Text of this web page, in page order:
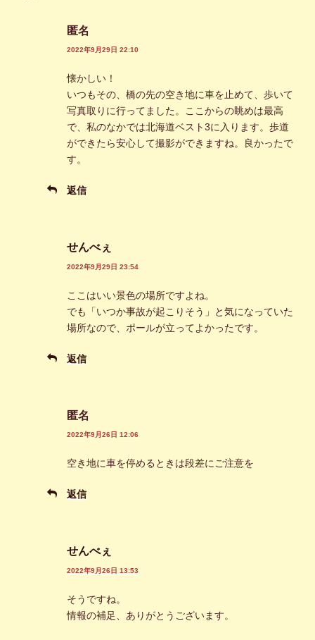
匿名
2022年9月29日 22:10
懐かしい！
いつもその、橋の先の空き地に車を止めて、歩いて
写真取りに行ってました。ここからの眺めは最高
で、私のなかでは北海道ベスト3に入ります。歩道
ができたら安心して撮影ができますね。良かったで
す。
返信
せんべぇ
2022年9月29日 23:54
ここはいい景色の場所ですよね。
でも「いつか事故が起こりそう」と気になっていた
場所なので、ポールが立ってよかったです。
返信
匿名
2022年9月26日 12:06
空き地に車を停めるときは段差にご注意を
返信
せんべぇ
2022年9月26日 13:53
そうですね。
情報の補足、ありがとうございます。